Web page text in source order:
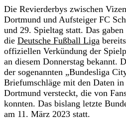
Die Revierderbys zwischen
Dortmund und Aufsteiger FC
und 29. Spieltag statt. Das
die Deutsche Fußball Liga
offiziellen Verkündung der
an diesem Donnerstag bekannt.
der sogenannten „Bundesliga
Briefumschläge mit den Daten
Dortmund versteckt, die von
konnten. Das bislang letzte
am 11. März 2023 statt.